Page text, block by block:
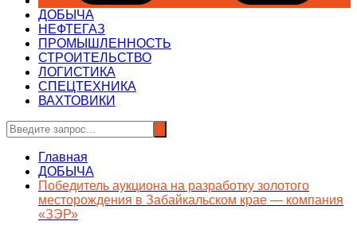
ДОБЫЧА
НЕФТЕГАЗ
ПРОМЫШЛЕННОСТЬ
СТРОИТЕЛЬСТВО
ЛОГИСТИКА
СПЕЦТЕХНИКА
ВАХТОВИКИ
Главная
ДОБЫЧА
Победитель аукциона на разработку золотого
месторождения в Забайкальском крае — компания
«ЗЭР»